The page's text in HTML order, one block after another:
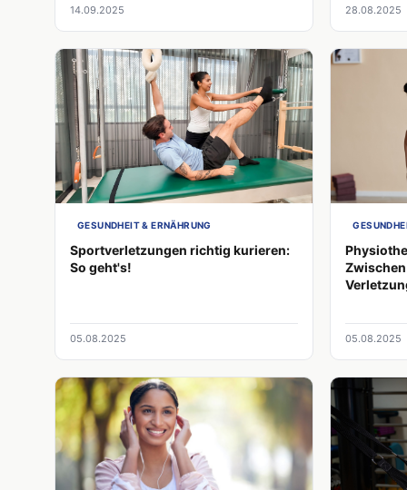
klassischer Therapie bis
Trainingstherapie.
14.09.2025
intensives
Haare und
sondern
Inneren
wirken
aus.
lohnt sich
oft
28.08.2025
GESUNDHEIT & ERNÄHRUNG
Sportverletzungen richtig kurieren:
So geht's!
05.08.2025 05.08.2025